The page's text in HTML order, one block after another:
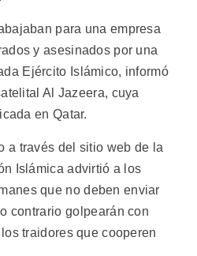
para una empresa
y asesinados por una
Ejército Islámico, informó
Al Jazeera, cuya
en Qatar.
a través del sitio web de la
Islámica advirtió a los
que no deben enviar
contrario golpearán con
traidores que cooperen